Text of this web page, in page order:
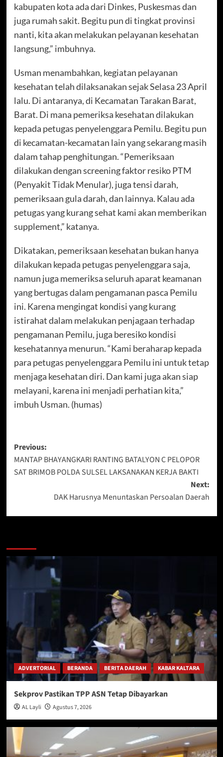
kabupaten kota ada dari Dinkes, Puskesmas dan
juga rumah sakit. Begitu pun di tingkat provinsi
nanti, kita akan melakukan pelayanan kesehatan
langsung,” imbuhnya.
Usman menambahkan, kegiatan pelayanan
kesehatan telah dilaksanakan sejak Selasa 23 April
lalu. Di antaranya, di Kecamatan Tarakan Barat,
Barat. Di mana pemeriksa kesehatan dilakukan
kepada petugas penyelenggara Pemilu. Begitu pun
di kecamatan-kecamatan lain yang sekarang masih
dalam tahap penghitungan. “Pemeriksaan
dilakukan dengan screening faktor resiko PTM
(Penyakit Tidak Menular), juga tensi darah,
pemeriksaan gula darah, dan lainnya. Kalau ada
petugas yang kurang sehat kami akan memberikan
supplement,” katanya.
Dikatakan, pemeriksaan kesehatan bukan hanya
dilakukan kepada petugas penyelenggara saja,
namun juga memeriksa seluruh aparat keamanan
yang bertugas dalam pengamanan pasca Pemilu
ini. Karena mengingat kondisi yang kurang
istirahat dalam melakukan penjagaan terhadap
pengamanan Pemilu, juga beresiko kondisi
kesehatannya menurun. “Kami beraharap kepada
para petugas penyelenggara Pemilu ini untuk tetap
menjaga kesehatan diri. Dan kami juga akan siap
melayani, karena ini menjadi perhatian kita,”
imbuh Usman. (humas)
Post
navigation
Previous:
MANTAP BHAYANGKARI RANTING BATALYON C PELOPOR
SAT BRIMOB POLDA SULSEL LAKSANAKAN KERJA BAKTI
Next:
DAK Harusnya Menuntaskan Persoalan Daerah
ADVERTORIAL BERANDA BERITA DAERAH KABAR KALTARA
Sekprov Pastikan TPP ASN Tetap Dibayarkan
AL Layli Agustus 7, 2026